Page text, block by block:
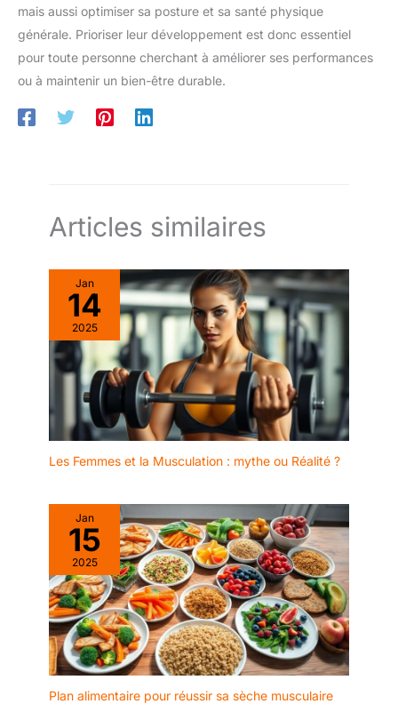
mais aussi optimiser sa posture et sa santé physique
générale. Prioriser leur développement est donc essentiel
pour toute personne cherchant à améliorer ses performances
ou à maintenir un bien-être durable.
Articles similaires
Jan
14
2025
Les Femmes et la Musculation : mythe ou Réalité ?
Jan
15
2025
Plan alimentaire pour réussir sa sèche musculaire